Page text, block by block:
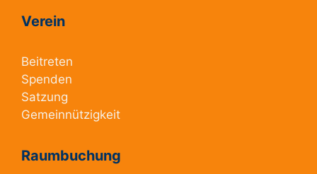
Verein
Beitreten
Spenden
Satzung
Gemeinnützigkeit
Raumbuchung